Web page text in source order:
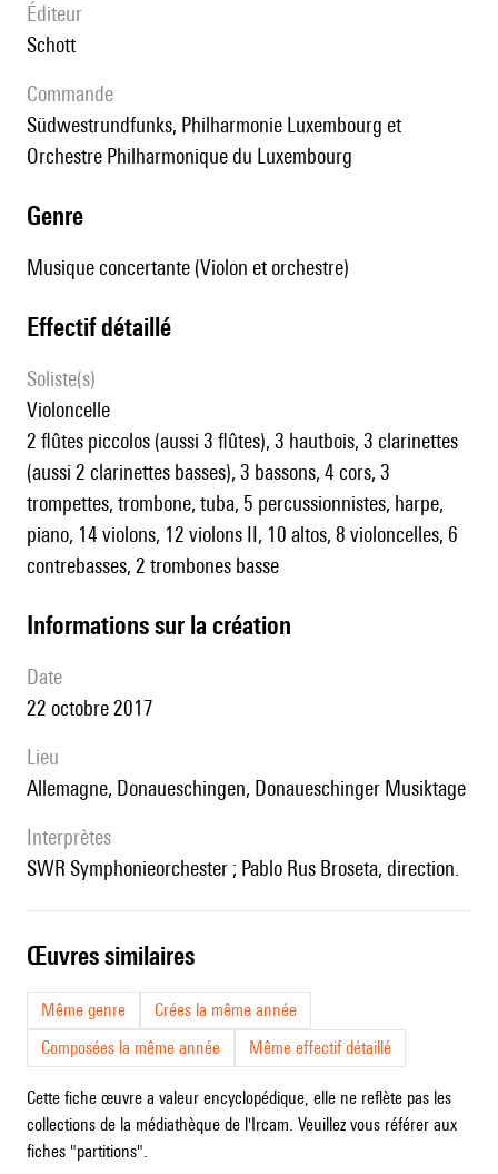
éditeur
Schott
Commande
Südwestrundfunks, Philharmonie Luxembourg et
Orchestre Philharmonique du Luxembourg
genre
Musique concertante (Violon et orchestre)
effectif détaillé
Soliste(s)
violoncelle
2 flûtes piccolos (aussi 3 flûtes), 3 hautbois, 3 clarinettes
(aussi 2 clarinettes basses), 3 bassons, 4 cors, 3
trompettes, trombone, tuba, 5 percussionnistes, harpe,
piano, 14 violons, 12 violons II, 10 altos, 8 violoncelles, 6
contrebasses, 2 trombones basse
informations sur la création
date
22 octobre 2017
lieu
Allemagne, Donaueschingen, Donaueschinger Musiktage
interprètes
SWR Symphonieorchester ; Pablo Rus Broseta, direction.
œuvres similaires
Même genre
Crées la même année
Composées la même année
Même effectif détaillé
Cette fiche œuvre a valeur encyclopédique, elle ne reflète pas les
collections de la médiathèque de l'Ircam. Veuillez vous référer aux
fiches "partitions".